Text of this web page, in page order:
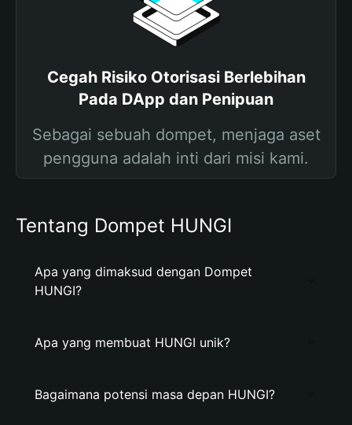
Cegah Risiko Otorisasi Berlebihan
Pada DApp dan Penipuan
Sebagai sebuah dompet, menjaga aset
pengguna adalah inti dari misi kami.
Tentang Dompet HUNGI
Apa yang dimaksud dengan Dompet
HUNGI?
Apa yang membuat HUNGI unik?
Bagaimana potensi masa depan HUNGI?